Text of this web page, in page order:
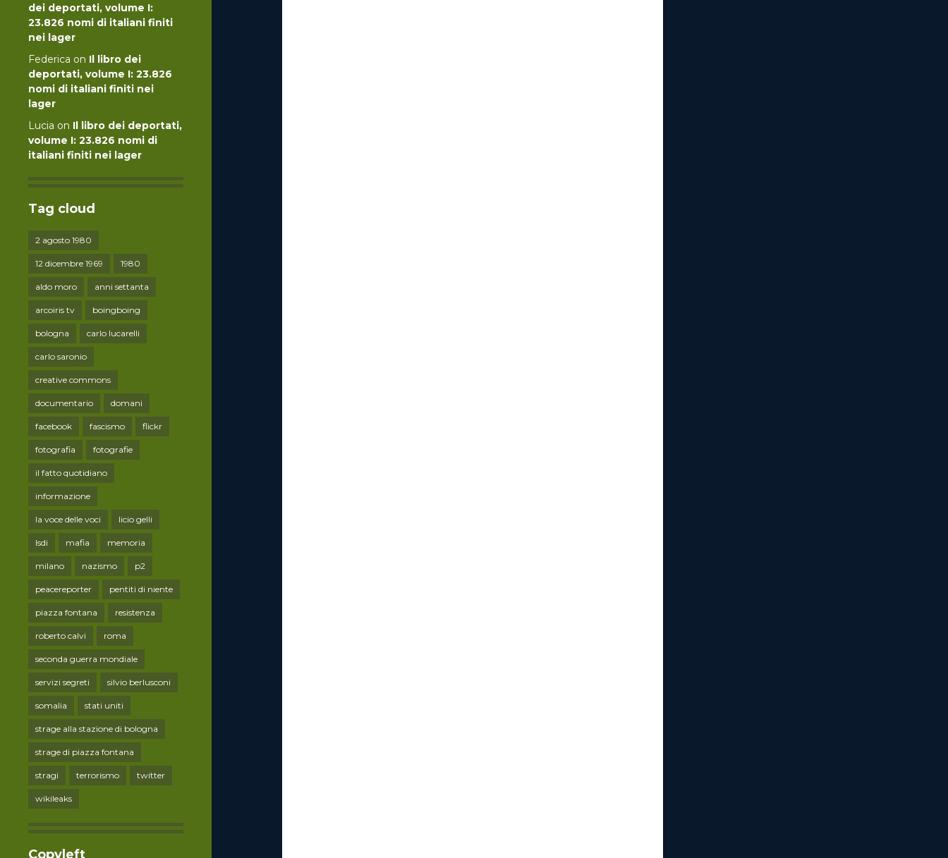
dei deportati, volume I:
23.826 nomi di italiani finiti
nei lager
Federica on Il libro dei
deportati, volume I: 23.826
nomi di italiani finiti nei
lager
Lucia on Il libro dei deportati,
volume I: 23.826 nomi di
italiani finiti nei lager
Tag cloud
2 agosto 1980
12 dicembre 1969 1980
aldo moro anni settanta
arcoiris tv boingboing
bologna carlo lucarelli
carlo saronio
creative commons
documentario domani
facebook fascismo flickr
fotografia fotografie
il fatto quotidiano
informazione
la voce delle voci licio gelli
lsdi mafia memoria
milano nazismo p2
peacereporter pentiti di niente
piazza fontana resistenza
roberto calvi roma
seconda guerra mondiale
servizi segreti silvio berlusconi
somalia stati uniti
strage alla stazione di bologna
strage di piazza fontana
stragi terrorismo twitter
wikileaks
Copyleft